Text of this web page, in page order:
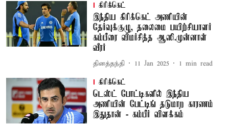
கிரிக்கெட்
இந்திய கிரிக்கெட் அணியின்
தேர்வுக்குழு, தலைமை பயிற்சியாளர்
கம்பீரை விமர்சித்த ஆஸி.முன்னாள்
வீரர்
தினத்தந்தி 11 Jan 2025 1 min read
கிரிக்கெட்
டெஸ்ட் போட்டிகளில் இந்திய
அணியின் பேட்டிங் தடுமாற காரணம்
இதுதான் - கம்பீர் விளக்கம்